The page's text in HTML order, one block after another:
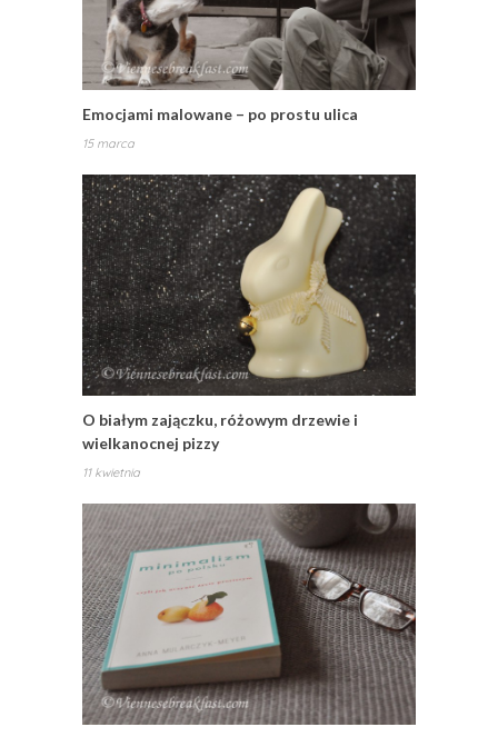
Emocjami malowane – po prostu ulica
15 marca
O białym zajączku, różowym drzewie i
wielkanocnej pizzy
11 kwietnia